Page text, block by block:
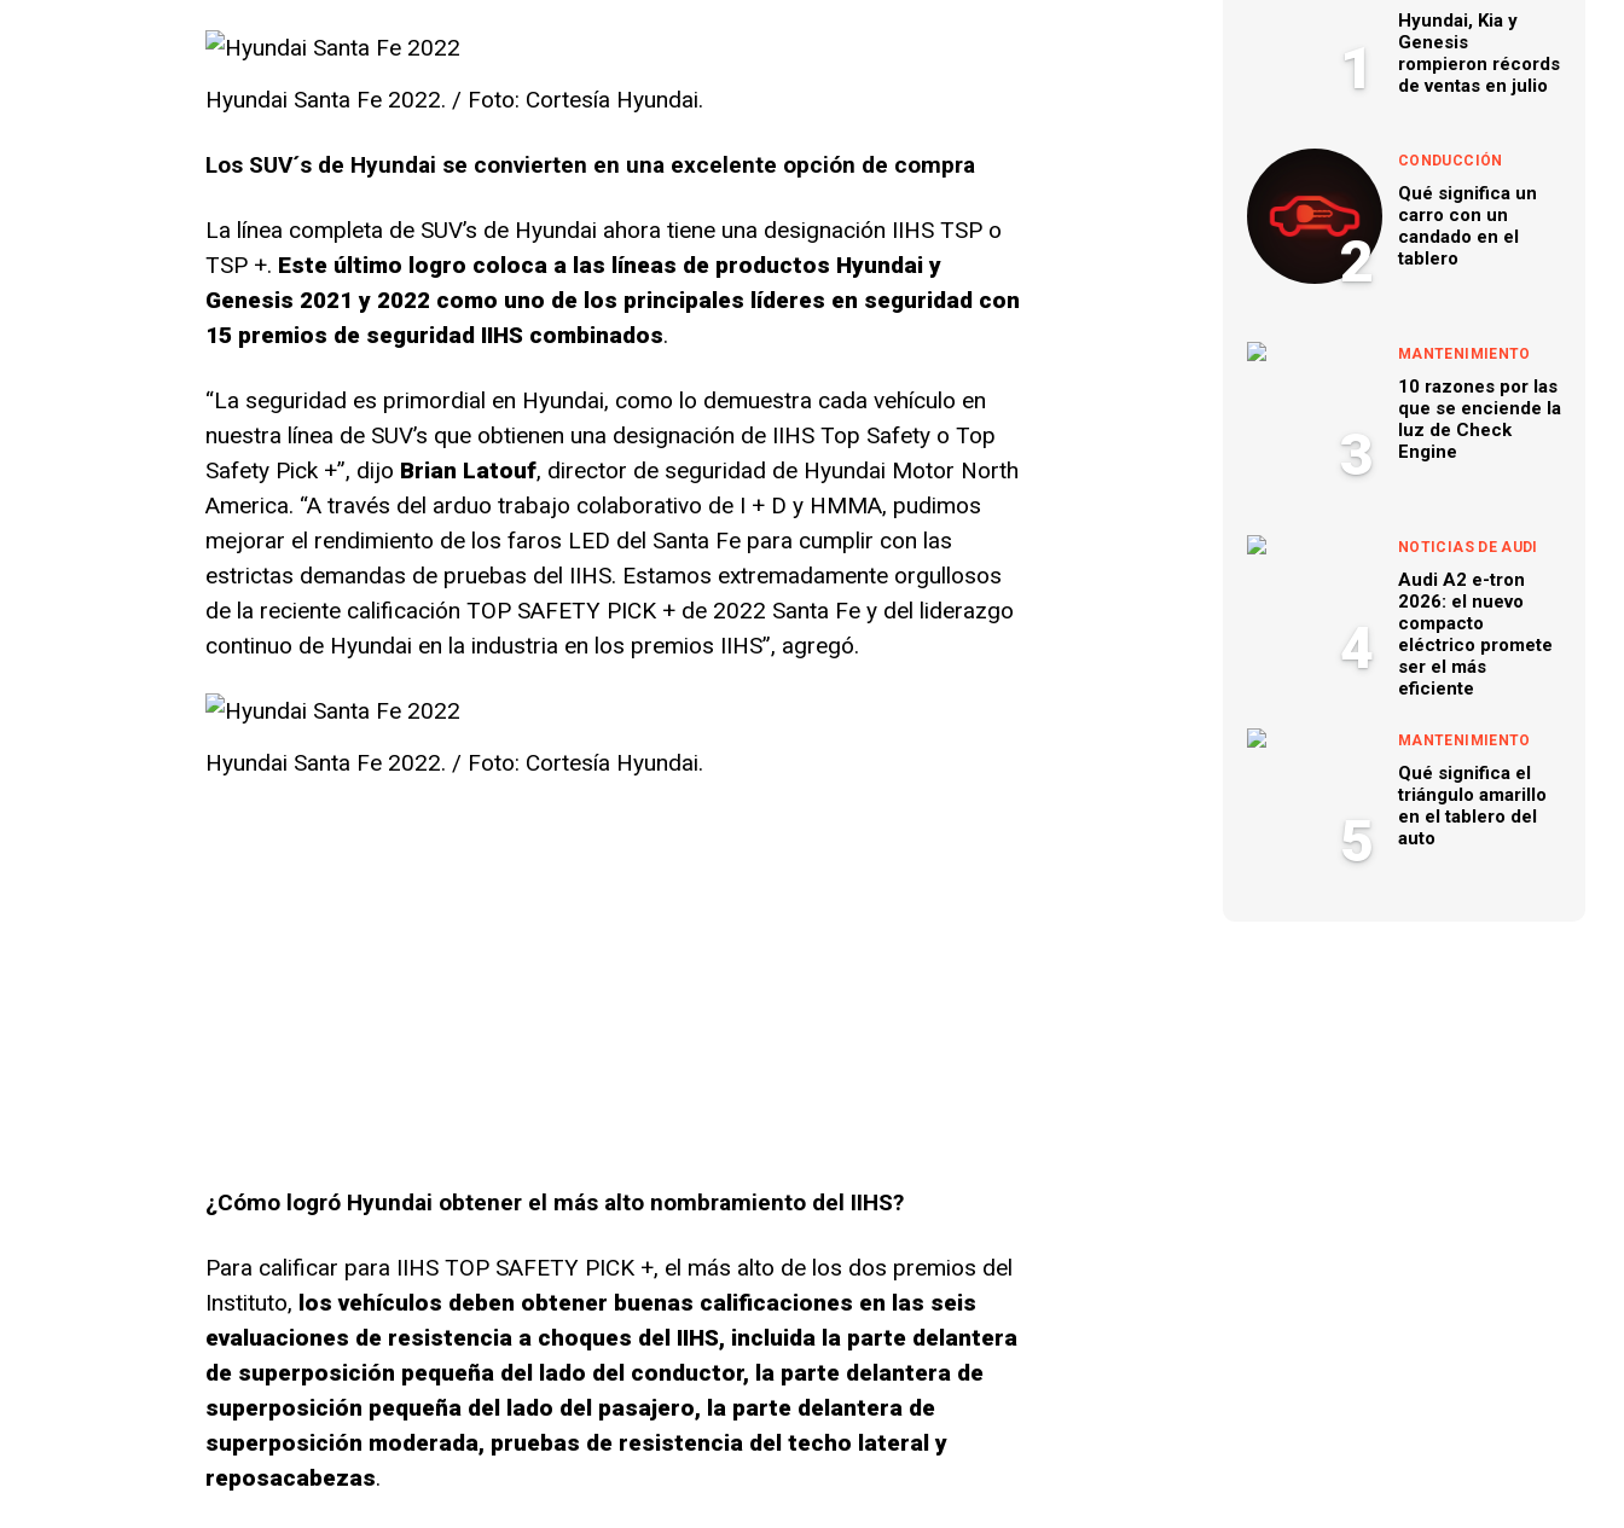
Hyundai Santa Fe 2022. / Foto: Cortesía Hyundai.
Los SUV´s de Hyundai se convierten en una excelente opción de compra
La línea completa de SUV’s de Hyundai ahora tiene una designación IIHS TSP o
TSP +. Este último logro coloca a las líneas de productos Hyundai y
Genesis 2021 y 2022 como uno de los principales líderes en seguridad con
15 premios de seguridad IIHS combinados.
“La seguridad es primordial en Hyundai, como lo demuestra cada vehículo en
nuestra línea de SUV’s que obtienen una designación de IIHS Top Safety o Top
Safety Pick +”, dijo Brian Latouf, director de seguridad de Hyundai Motor North
America. “A través del arduo trabajo colaborativo de I + D y HMMA, pudimos
mejorar el rendimiento de los faros LED del Santa Fe para cumplir con las
estrictas demandas de pruebas del IIHS. Estamos extremadamente orgullosos
de la reciente calificación TOP SAFETY PICK + de 2022 Santa Fe y del liderazgo
continuo de Hyundai en la industria en los premios IIHS”, agregó.
Hyundai Santa Fe 2022. / Foto: Cortesía Hyundai.
¿Cómo logró Hyundai obtener el más alto nombramiento del IIHS?
Para calificar para IIHS TOP SAFETY PICK +, el más alto de los dos premios del
Instituto, los vehículos deben obtener buenas calificaciones en las seis
evaluaciones de resistencia a choques del IIHS, incluida la parte delantera
de superposición pequeña del lado del conductor, la parte delantera de
superposición pequeña del lado del pasajero, la parte delantera de
superposición moderada, pruebas de resistencia del techo lateral y
reposacabezas.
1
Hyundai, Kia y
Genesis
rompieron récords
de ventas en julio
2
CONDUCCIÓN
Qué significa un
carro con un
candado en el
tablero
3
MANTENIMIENTO
10 razones por las
que se enciende la
luz de Check
Engine
4
NOTICIAS DE AUDI
Audi A2 e-tron
2026: el nuevo
compacto
eléctrico promete
ser el más
eficiente
5
MANTENIMIENTO
Qué significa el
triángulo amarillo
en el tablero del
auto